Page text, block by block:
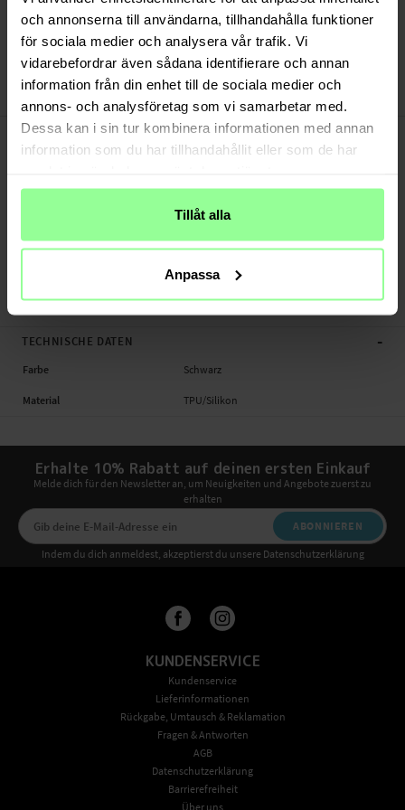
och annonserna till användarna, tillhandahålla funktioner
för sociala medier och analysera vår trafik. Vi
vidarebefordrar även sådana identifierare och annan
information från din enhet till de sociala medier och
annons- och analysföretag som vi samarbetar med.
Dessa kan i sin tur kombinera informationen med annan
information som du har tillhandahållit eller som de har
Tillåt alla
Anpassa
Versand aus unserem Lager in Schweden
Bezahle sicher via Klarna oder PayPal
30 Tage Rückgaberecht
PRODUKTBESCHREIBUNG
Hülle mit AirTag für Apple AirPods 4, AirTag.
Geeignet für:
- Apple AirPods 4, AirTag (2024) A3053/A3050/A3054/A3056/A3055A3057
Produktart: Hülle mit AirTag
Hülle mit AirTag, Kopfhörer
TECHNISCHE DATEN -
Farbe Schwarz
Material TPU/Silikon
Erhalte 10% Rabatt auf deinen ersten Einkauf
Melde dich für den Newsletter an, um Neuigkeiten und Angebote zuerst zu
erhalten
ABONNIEREN
Indem du dich anmeldest, akzeptierst du unsere Datenschutzerklärung
KUNDENSERVICE
Kundenservice
Lieferinformationen
Rückgabe, Umtausch & Reklamation
Fragen & Antworten
AGB
Datenschutzerklärung
Barrierefreiheit
Über uns